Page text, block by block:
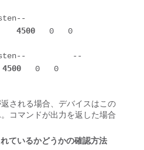
listen--
4500 0   0
--
4500 0   0
される場合、デバイスはこの
コマンドが出力を返した場合
ているかどうかの確認方法